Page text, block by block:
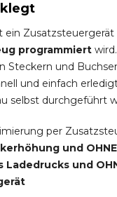
ein Zusatzsteuergerät
programmiert
Steckern und
und einfach
selbst durchgeführt
per
und OHNE
Ladedrucks und